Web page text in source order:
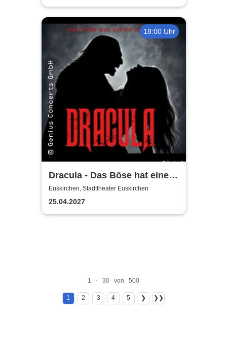
18:00 Uhr
Dracula - Das Böse hat einen
Namen
Euskirchen, Stadttheater Euskirchen
25.04.2027
1 - 30 von 500
1 2 3 4 5 ❯ ❯❯